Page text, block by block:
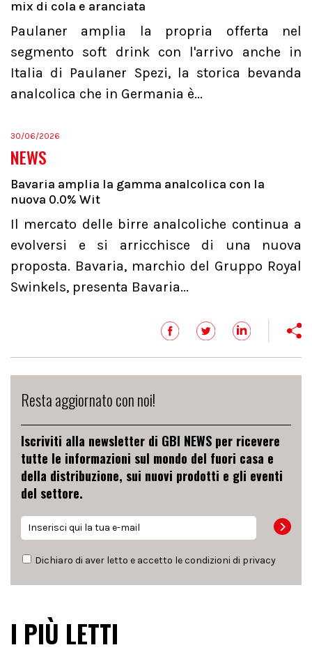
mix di cola e aranciata
Paulaner amplia la propria offerta nel
segmento soft drink con l'arrivo anche in
Italia di Paulaner Spezi, la storica bevanda
analcolica che in Germania è...
30/06/2026
NEWS
Bavaria amplia la gamma analcolica con la
nuova 0.0% Wit
Il mercato delle birre analcoliche continua a
evolversi e si arricchisce di una nuova
proposta. Bavaria, marchio del Gruppo Royal
Swinkels, presenta Bavaria...
Resta aggiornato con noi!
Iscriviti alla newsletter di GBI NEWS per ricevere
tutte le informazioni sul mondo del fuori casa e
della distribuzione, sui nuovi prodotti e gli eventi
del settore.
Dichiaro di aver letto e accetto le condizioni di privacy
I PIÙ LETTI